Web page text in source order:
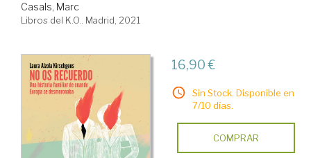
Casals, Marc
Libros del K.O.. Madrid, 2021
16,90 €
Sin Stock. Disponible en
7/10 días.
COMPRAR